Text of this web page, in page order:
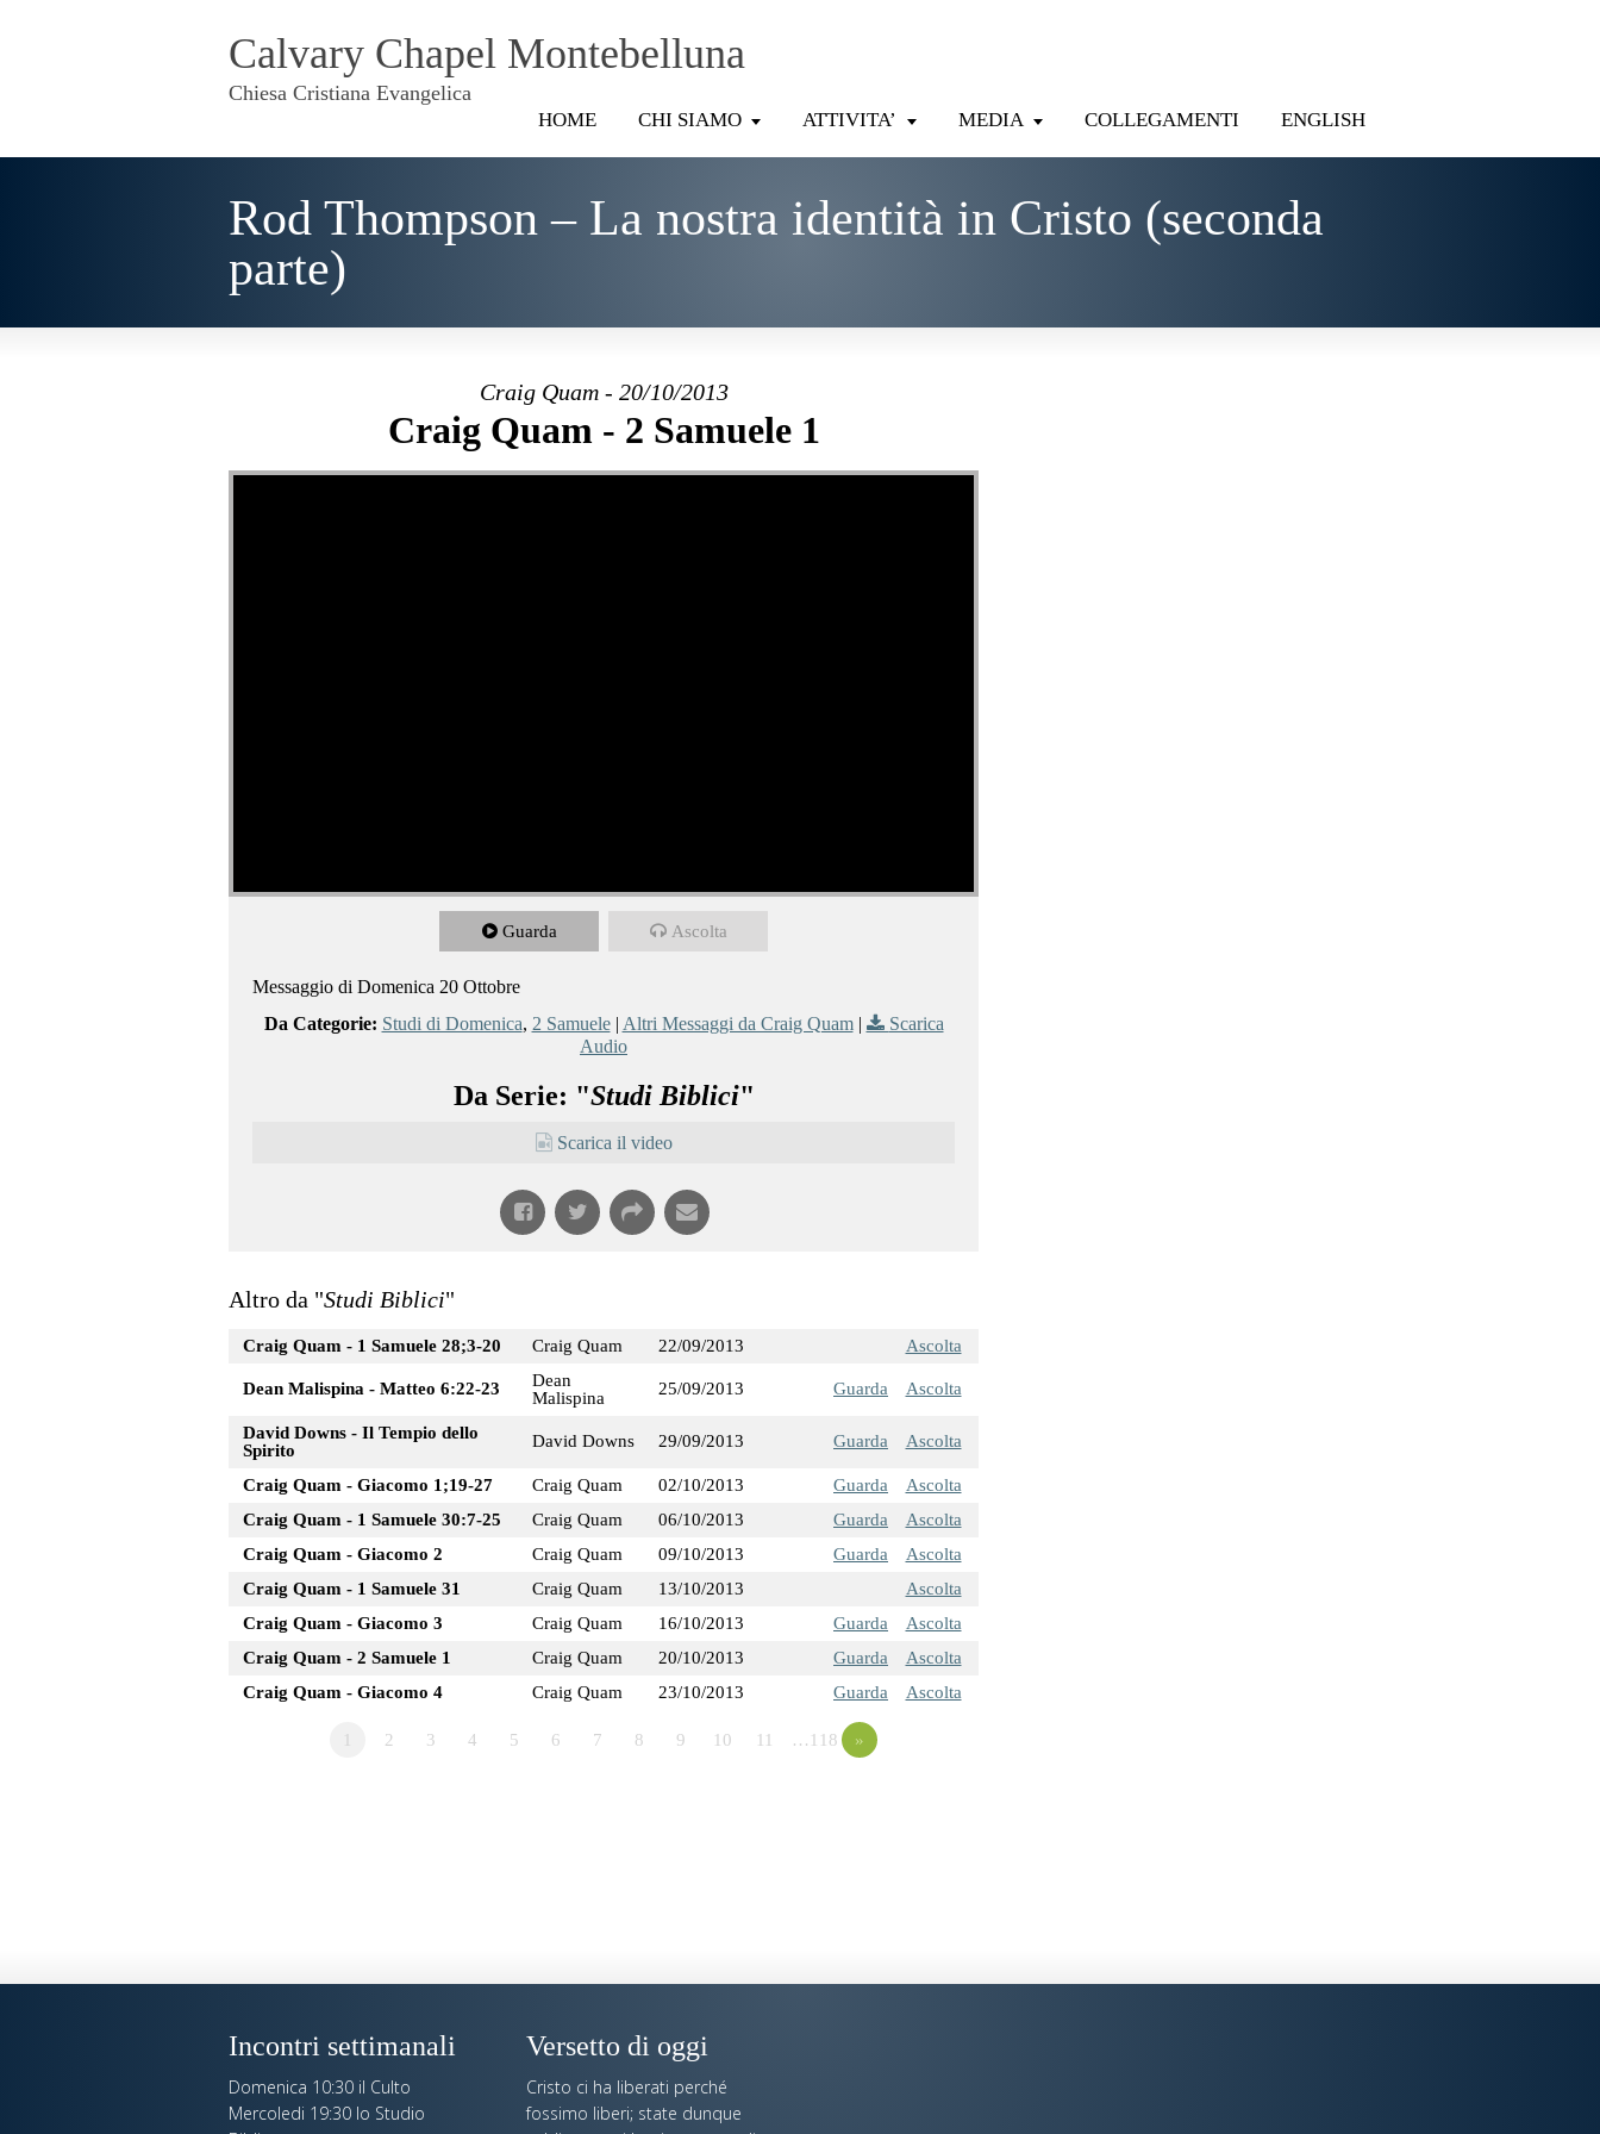
Calvary Chapel Montebelluna
Chiesa Cristiana Evangelica
HOME CHI SIAMO ATTIVITA’ MEDIA COLLEGAMENTI ENGLISH
Rod Thompson – La nostra identità in Cristo (seconda
parte)
Craig Quam - 20/10/2013
Craig Quam - 2 Samuele 1
Guarda Ascolta
Messaggio di Domenica 20 Ottobre
Da Categorie: Studi di Domenica, 2 Samuele| Altri Messaggi da Craig Quam|
Scarica
Audio
Da Serie: "Studi Biblici"
Scarica il video
Altro da "Studi Biblici"
Craig Quam - 1 Samuele 28;3-20 Craig Quam 22/09/2013 Ascolta
Dean Malispina - Matteo 6:22-23
Dean
Malispina
25/09/2013 Guarda Ascolta
David Downs - Il Tempio dello
Spirito
David Downs 29/09/2013 Guarda Ascolta
Craig Quam - Giacomo 1;19-27 Craig Quam 02/10/2013 Guarda
Ascolta
Craig Quam - 1 Samuele 30:7-25
Craig Quam 06/10/2013 Guarda
Ascolta
Craig Quam - Giacomo 2
Craig Quam 09/10/2013 Guarda
Ascolta
Craig Quam - 1 Samuele 31
Craig Quam 13/10/2013
Ascolta
Craig Quam - Giacomo 3
Craig Quam 16/10/2013 Guarda
Ascolta
Craig Quam - 2 Samuele 1
Craig Quam 20/10/2013 Guarda
Ascolta
Craig Quam - Giacomo 4
Craig Quam 23/10/2013 Guarda Ascolta
2 3 4 5 6 7 8 9 10 11 …118 »
Incontri settimanali
Domenica 10:30 il Culto
Mercoledi 19:30 lo Studio
Versetto di oggi
Cristo ci ha liberati perché
fossimo liberi; state dunque